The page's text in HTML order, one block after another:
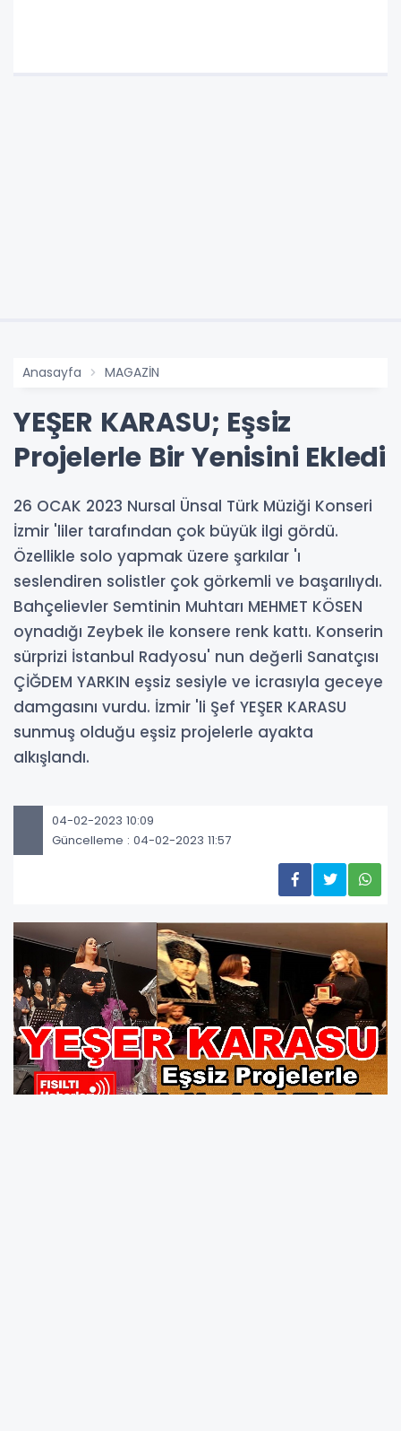
Anasayfa MAGAZİN
YEŞER KARASU; Eşsiz
Projelerle Bir Yenisini Ekledi
26 OCAK 2023 Nursal Ünsal Türk Müziği Konseri
İzmir 'liler tarafından çok büyük ilgi gördü.
Özellikle solo yapmak üzere şarkılar 'ı
seslendiren solistler çok görkemli ve başarılıydı.
Bahçelievler Semtinin Muhtarı MEHMET KÖSEN
oynadığı Zeybek ile konsere renk kattı. Konserin
sürprizi İstanbul Radyosu' nun değerli Sanatçısı
ÇİĞDEM YARKIN eşsiz sesiyle ve icrasıyla geceye
damgasını vurdu. İzmir 'li Şef YEŞER KARASU
sunmuş olduğu eşsiz projelerle ayakta
alkışlandı.
04-02-2023 10:09
Güncelleme : 04-02-2023 11:57